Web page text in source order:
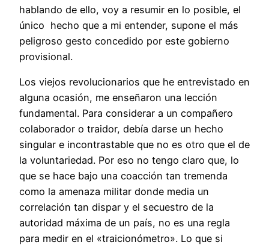
hablando de ello, voy a resumir en lo posible, el
único hecho que a mi entender, supone el más
peligroso gesto concedido por este gobierno
provisional.
Los viejos revolucionarios que he entrevistado en
alguna ocasión, me enseñaron una lección
fundamental. Para considerar a un compañero
colaborador o traidor, debía darse un hecho
singular e incontrastable que no es otro que el de
la voluntariedad. Por eso no tengo claro que, lo
que se hace bajo una coacción tan tremenda
como la amenaza militar donde media un
correlación tan dispar y el secuestro de la
autoridad máxima de un país, no es una regla
para medir en el «traicionómetro». Lo que si